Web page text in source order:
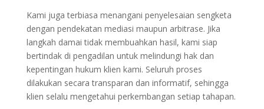
Kami juga terbiasa menangani penyelesaian sengketa
dengan pendekatan mediasi maupun arbitrase. Jika
langkah damai tidak membuahkan hasil, kami siap
bertindak di pengadilan untuk melindungi hak dan
kepentingan hukum klien kami. Seluruh proses
dilakukan secara transparan dan informatif, sehingga
klien selalu mengetahui perkembangan setiap tahapan.